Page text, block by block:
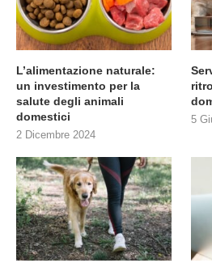
L’alimentazione naturale:
un investimento per la
salute degli animali
domestici
2 Dicembre 2024
5